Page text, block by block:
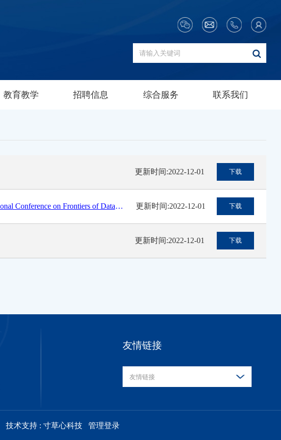
教育教学 招聘信息 综合服务 联系我们
更新时间:2022-12-01 下载
Slides-Michael I. Jordan 2019 Hangzhou International Conference on Frontiers of Data Science 更新时间:2022-12-01 下载
更新时间:2022-12-01 下载
友情链接
友情链接
技术支持 : 寸草心科技 管理登录